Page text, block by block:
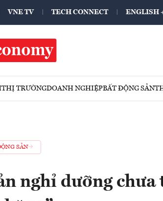
VNE TV TECH CONNECT ENGLISH
THỊ TRƯỜNGDOANH NGHIỆPBẤT ĐỘNG SẢN
SẢN
nghỉ dưỡng chưa